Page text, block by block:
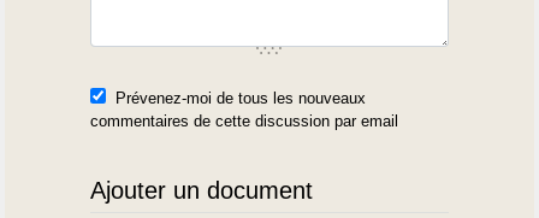
Prévenez-moi de tous les nouveaux
commentaires de cette discussion par email
Ajouter un document